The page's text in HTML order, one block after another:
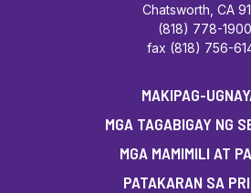
Chatsworth, CA
(818) 778-1900
fax (818) 756-
MAKIPAG-
MGA TAGABIGAY NG
MGA MAMIMILI AT
PATAKARAN SA